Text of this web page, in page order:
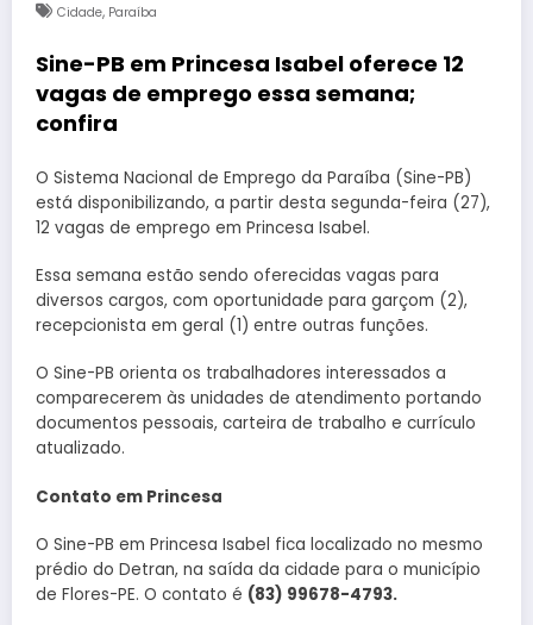
Cidade, Paraíba
Sine-PB em Princesa Isabel oferece 12
vagas de emprego essa semana;
confira
O Sistema Nacional de Emprego da Paraíba (Sine-PB)
está disponibilizando, a partir desta segunda-feira (27),
12 vagas de emprego em Princesa Isabel.
Essa semana estão sendo oferecidas vagas para
diversos cargos, com oportunidade para garçom (2),
recepcionista em geral (1) entre outras funções.
O Sine-PB orienta os trabalhadores interessados a
comparecerem às unidades de atendimento portando
documentos pessoais, carteira de trabalho e currículo
atualizado.
Contato em Princesa
O Sine-PB em Princesa Isabel fica localizado no mesmo
prédio do Detran, na saída da cidade para o município
de Flores-PE. O contato é (83) 99678-4793.